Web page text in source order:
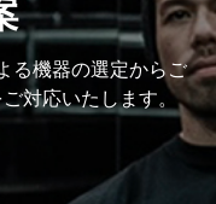
る機器の選定からご
対応いたします。